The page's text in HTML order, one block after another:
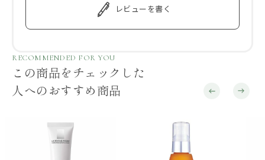
レビューを書く
RECOMMENDED FOR YOU
この商品をチェックした
人へのおすすめ商品